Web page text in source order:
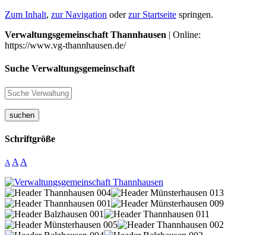
Zum Inhalt, zur Navigation oderzur Startseite springen.
Verwaltungsgemeinschaft Thannhausen | Online:
https://www.vg-thannhausen.de/
Suche Verwaltungsgemeinschaft
suchen
Schriftgröße
A A A